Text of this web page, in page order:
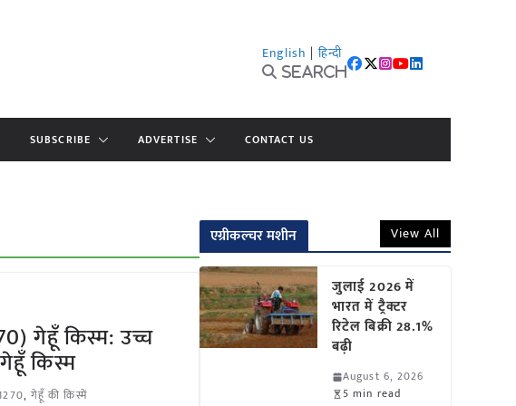
English | हिन्दी
Search
SUBSCRIBE ADVERTISE CONTACT US
गेहूँ किस्म: उच्च
किस्म
, गेहूँ की किस्में
एग्रीकल्चर मशीन View All
जुलाई 2026 में
भारत में ट्रैक्टर
रिटेल बिक्री 28.1%
बढ़ी
August 6, 2026
5 min read